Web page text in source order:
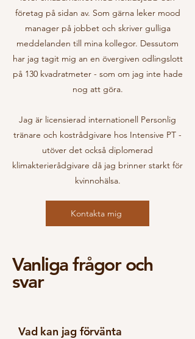
företag på sidan av. Som gärna leker mood
manager på jobbet och skriver gulliga
meddelanden till mina kollegor. Dessutom
har jag tagit mig an en övergiven odlingslott
på 130 kvadratmeter - som om jag inte hade
nog att göra.
Jag är licensierad internationell Personlig
tränare och kostrådgivare hos Intensive PT -
utöver det också diplomerad
klimakterierådgivare då jag brinner starkt för
kvinnohälsa.
Kontakta mig
Vanliga frågor och
svar
Vad kan jag förvänta